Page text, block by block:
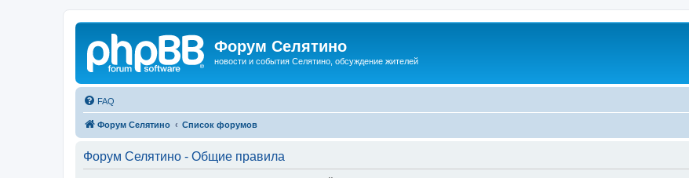
Форум Селятино
новости и события Селятино, обсуждение жителей
FAQ
Форум Селятино Список форумов
Форум Селятино - Общие правила